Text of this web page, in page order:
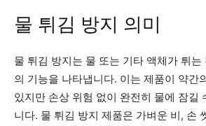
물 튀김 방지 의미
물 튀김 방지는 물 또는 기타 액체가 튀는
의 기능을 나타냅니다. 이는 제품이 약간
있지만 손상 위험 없이 완전히 물에 잠길
니다. 물 튀김 방지 제품은 가벼운 비, 손